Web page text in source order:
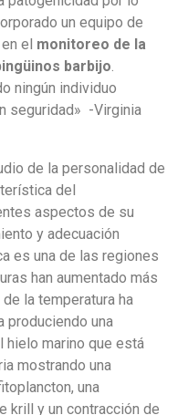
un equipo de
el monitoreo de la
barbijo.
ningún individuo
seguridad» -Virginia
de la personalidad de
del
aspectos de su
y adecuación
es una de las regiones
han aumentado más
la temperatura ha
produciendo una
hielo marino que está
mostrando una
una
krill y un contracción de